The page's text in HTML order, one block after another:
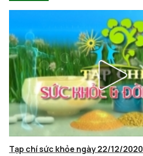
Tạp chí sức khỏe ngày 22/12/2020